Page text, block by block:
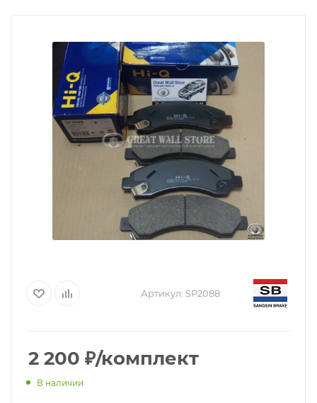
Артикул: SP2088
2 200 ₽/комплект
В наличии